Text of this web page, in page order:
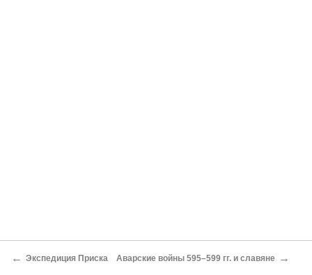
← Экспедиция Приска Аварские войны 595–599 гг. и славяне →